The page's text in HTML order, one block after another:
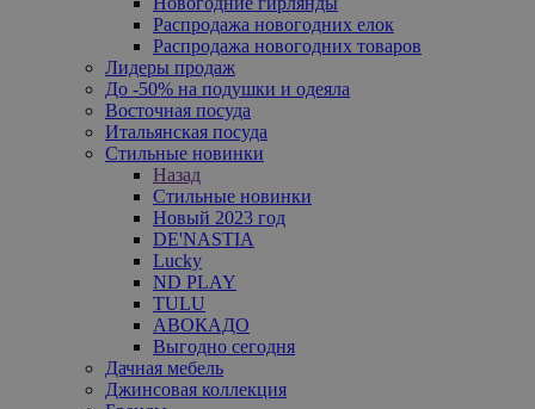
Распродажа новогодних елок
Распродажа новогодних товаров
Лидеры продаж
До -50% на подушки и одеяла
Восточная посуда
Итальянская посуда
Стильные новинки
Назад
Стильные новинки
Новый 2023 год
DE'NASTIA
Lucky
ND PLAY
TULU
АВОКАДО
Выгодно сегодня
Дачная мебель
Джинсовая коллекция